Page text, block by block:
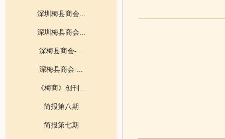
深圳梅县商会...
深圳梅县商会...
深梅县商会-...
深梅县商会-...
《梅商》创刊...
简报第八期
简报第七期